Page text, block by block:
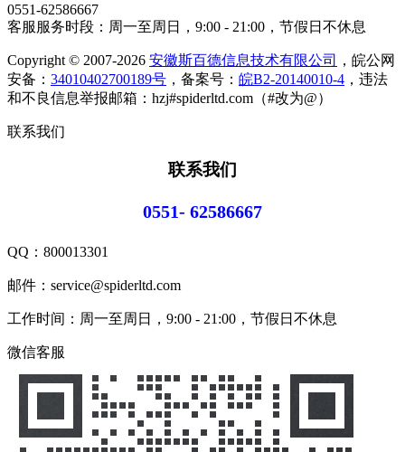
0551-62586667
客服服务时段：周一至周日，9:00 - 21:00，节假日不休息
Copyright © 2007-2026 安徽斯百德信息技术有限公司
，皖公网
安备： 34010402700189号 ，备案号： 皖B2-20140010-4 ，违法
和不良信息举报邮箱：hzj#spiderltd.com（#改为@）
联系我们
联系我们
0551- 62586667
QQ： 800013301
邮件：service@spiderltd.com
工作时间：周一至周日，9:00 - 21:00，节假日不休息
微信客服